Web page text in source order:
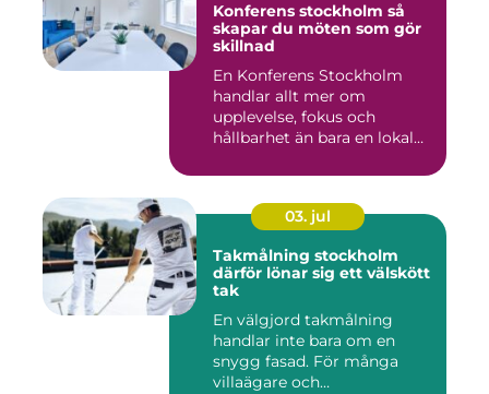
Konferens stockholm så
skapar du möten som gör
skillnad
En Konferens Stockholm
handlar allt mer om
upplevelse, fokus och
hållbarhet än bara en lokal
03. jul
Takmålning stockholm
därför lönar sig ett välskött
tak
En välgjord takmålning
handlar inte bara om en
snygg fasad. För många
villaägare och